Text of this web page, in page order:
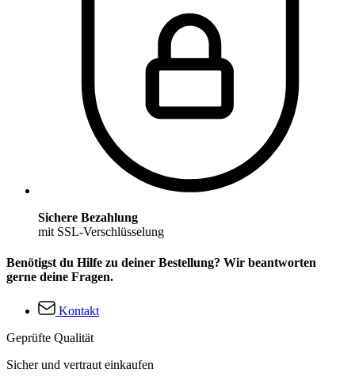
Sichere Bezahlung
mit SSL-Verschlüsselung
Benötigst du Hilfe zu deiner Bestellung? Wir beantworten
gerne deine Fragen.
Kontakt
Geprüfte Qualität
Sicher und vertraut einkaufen